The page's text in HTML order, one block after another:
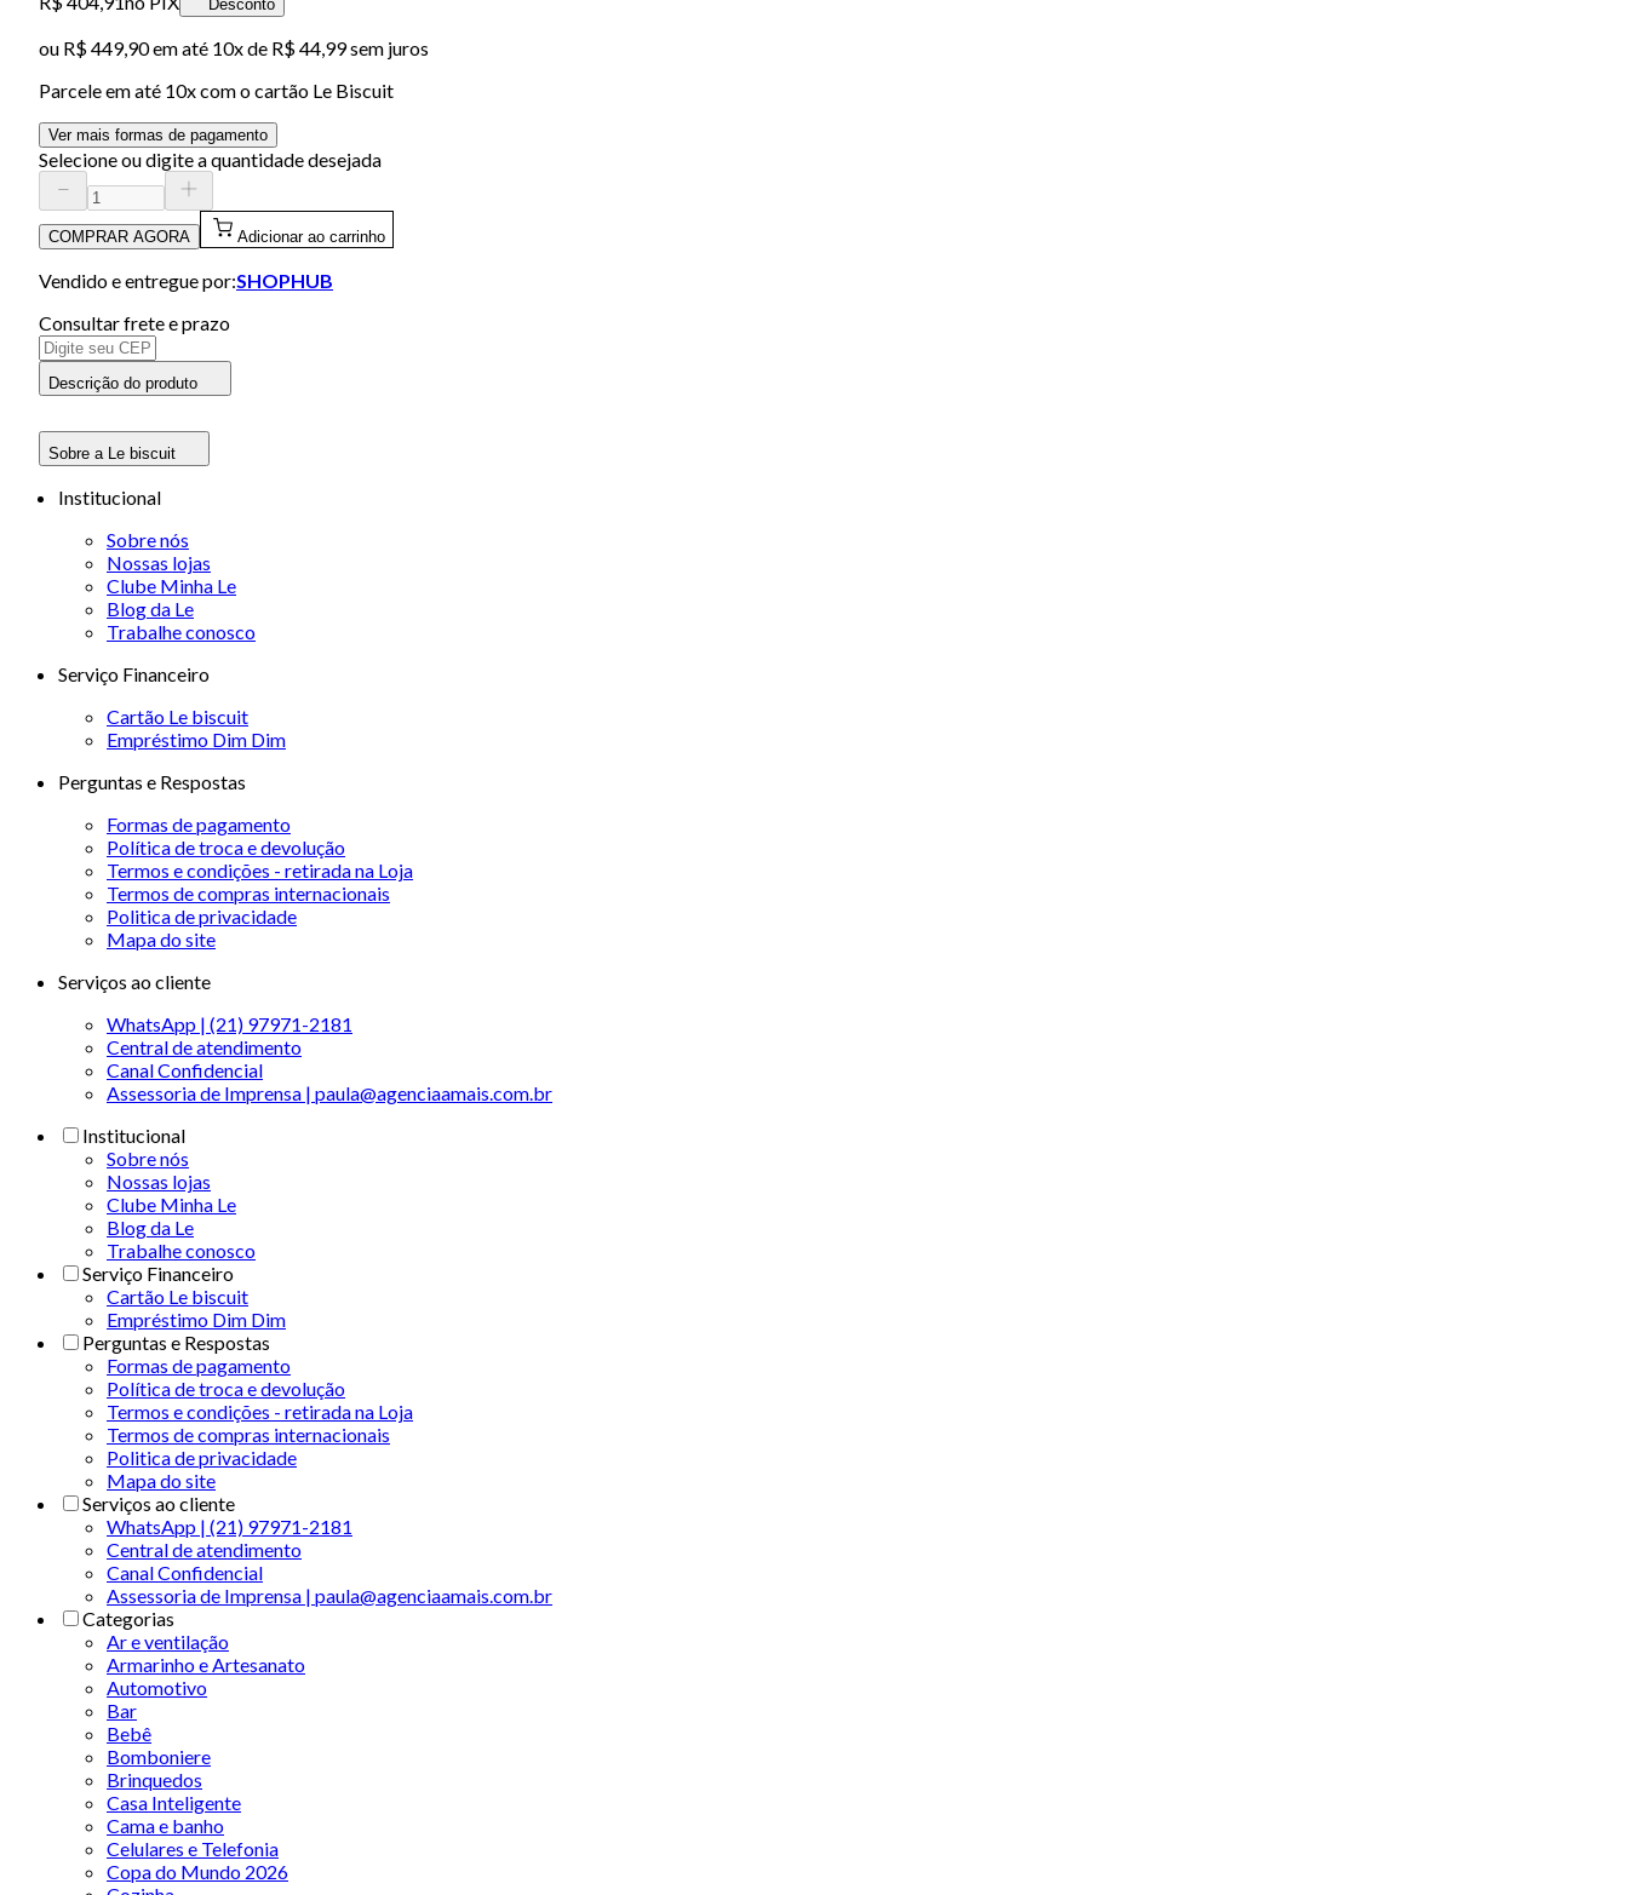
Desconto
ou R$ 449,90em até 10x de R$ 44,99 sem juros
Parcele em até 10x com o cartão Le Biscuit
Ver mais formas de pagamento
Selecione ou digite a quantidade desejada
COMPRAR AGORA Adicionar ao carrinho
Vendido e entregue por:SHOPHUB
Consultar frete e prazo
Descrição do produto
Sobre a Le biscuit
Institucional
Sobre nós
Nossas lojas
Clube Minha Le
Blog da Le
Trabalhe conosco
Serviço Financeiro
Cartão Le biscuit
Empréstimo Dim Dim
Perguntas e Respostas
Formas de pagamento
Política de troca e devolução
Termos e condições - retirada na Loja
Termos de compras internacionais
Politica de privacidade
Mapa do site
Serviços ao cliente
WhatsApp | (21) 97971-2181
Central de atendimento
Canal Confidencial
Assessoria de Imprensa | paula@agenciaamais.com.br
Institucional
Sobre nós
Nossas lojas
Clube Minha Le
Blog da Le
Trabalhe conosco
Serviço Financeiro
Cartão Le biscuit
Empréstimo Dim Dim
Perguntas e Respostas
Formas de pagamento
Política de troca e devolução
Termos e condições - retirada na Loja
Termos de compras internacionais
Politica de privacidade
Mapa do site
Serviços ao cliente
WhatsApp | (21) 97971-2181
Central de atendimento
Canal Confidencial
Assessoria de Imprensa | paula@agenciaamais.com.br
Categorias
Ar e ventilação
Armarinho e Artesanato
Automotivo
Bar
Bebê
Bomboniere
Brinquedos
Casa Inteligente
Cama e banho
Celulares e Telefonia
Copa do Mundo 2026